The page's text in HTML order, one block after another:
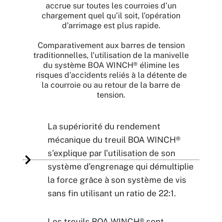
accrue sur toutes les courroies d’un
chargement quel qu’il soit, l’opération
d’arrimage est plus rapide.
Comparativement aux barres de tension
traditionnelles, l’utilisation de la manivelle
du système BOA WINCH® élimine les
risques d’accidents reliés à la détente de
la courroie ou au retour de la barre de
tension.
La supériorité du rendement
mécanique du treuil BOA WINCH®
s’explique par l’utilisation de son
système d’engrenage qui démultiplie
la force grâce à son système de vis
sans fin utilisant un ratio de 22:1.